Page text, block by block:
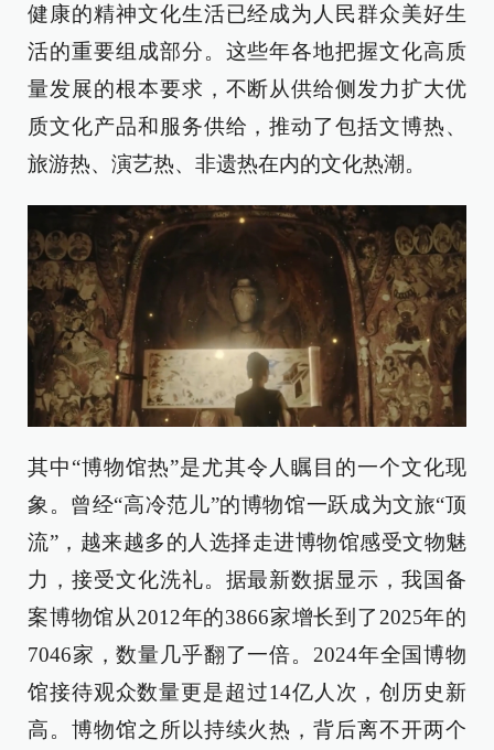
健康的精神文化生活已经成为人民群众美好生
活的重要组成部分。这些年各地把握文化高质
量发展的根本要求，不断从供给侧发力扩大优
质文化产品和服务供给，推动了包括文博热、
旅游热、演艺热、非遗热在内的文化热潮。
其中“博物馆热”是尤其令人瞩目的一个文化现
象。曾经“高冷范儿”的博物馆一跃成为文旅“顶
流”，越来越多的人选择走进博物馆感受文物魅
力，接受文化洗礼。据最新数据显示，我国备
案博物馆从2012年的3866家增长到了2025年的
7046家，数量几乎翻了一倍。2024年全国博物
馆接待观众数量更是超过14亿人次，创历史新
高。博物馆之所以持续火热，背后离不开两个